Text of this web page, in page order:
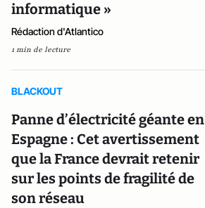
informatique »
Rédaction d'Atlantico
1 min de lecture
BLACKOUT
Panne d’électricité géante en
Espagne : Cet avertissement
que la France devrait retenir
sur les points de fragilité de
son réseau